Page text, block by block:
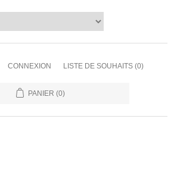
CONNEXION LISTE DE SOUHAITS (0)
PANIER (0)